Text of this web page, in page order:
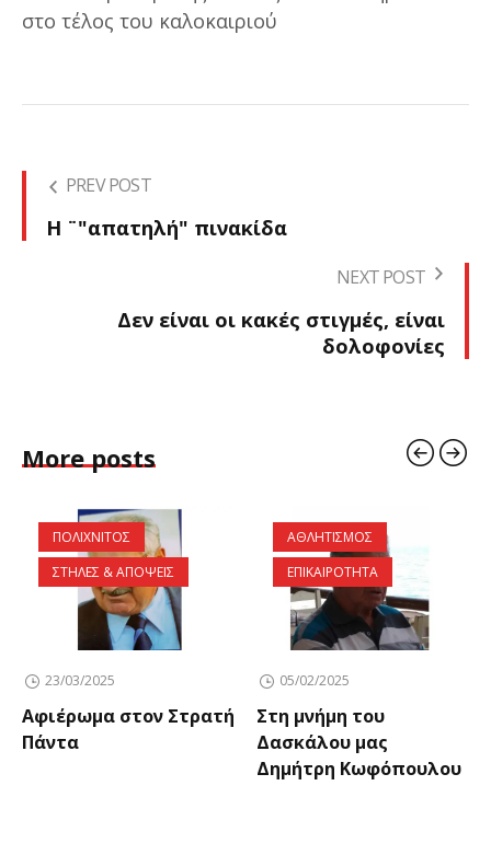
στο τέλος του καλοκαιριού
PREV POST
Η ¨"απατηλή" πινακίδα
NEXT POST
Δεν είναι οι κακές στιγμές, είναι
δολοφονίες
More posts
ΠΟΛΙΧΝΙΤΟΣ
ΣΤΗΛΕΣ & ΑΠΟΨΕΙΣ
23/03/2025
Αφιέρωμα στον Στρατή
Πάντα
ΑΘΛΗΤΙΣΜΟΣ
ΕΠΙΚΑΙΡΟΤΗΤΑ
05/02/2025
Στη μνήμη του
Δασκάλου μας
Δημήτρη Κωφόπουλου